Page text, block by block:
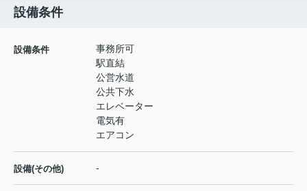
設備条件
設備条件
事務所可
駅直結
公営水道
公共下水
エレベーター
電気有
エアコン
設備(その他) -